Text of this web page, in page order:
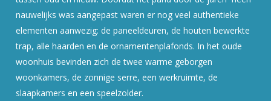
nauwelijks was aangepast waren er nog veel authentieke
elementen aanwezig: de paneeldeuren, de houten bewerkte
trap, alle haarden en de ornamentenplafonds. In het oude
woonhuis bevinden zich de twee warme geborgen
woonkamers, de zonnige serre, een werkruimte, de
slaapkamers en een speelzolder.